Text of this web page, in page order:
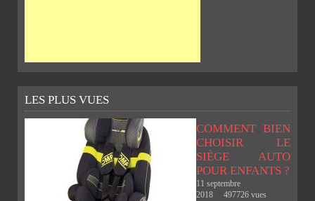
LES PLUS VUES
COMMENT BIEN
CHOISIR LE
SIÈGE AUTO
POUR ENFANTS ?
11 septembre
2018
497726 vues